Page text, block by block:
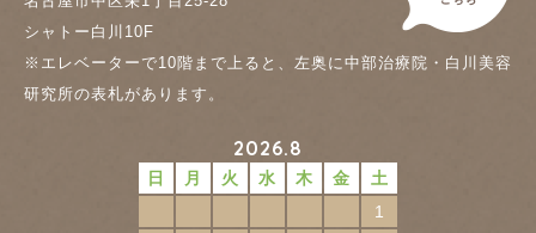
シャトー白川10F
※エレベーターで10階まで上ると、左奥に中部治療院・白川美容
研究所の表札があります。
2026.8
日 月 火 水 木 金
土
1